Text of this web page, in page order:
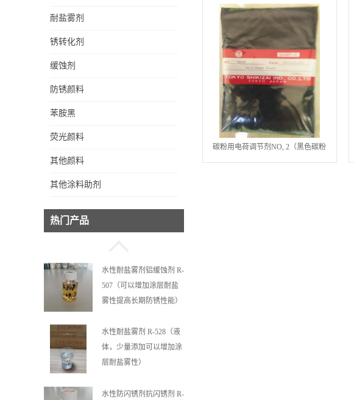
耐盐雾剂
锈转化剂
缓蚀剂
防锈颜料
苯胺黑
荧光颜料
其他颜料
其他涂料助剂
热门产品
耐盐雾剂R-523（适用于
水性耐盐雾剂铝缓蚀剂 R-
507（可以增加涂层耐盐
雾性提高长期防锈性能）
水性耐盐雾剂 R-528（液
体，少量添加可以增加涂
层耐盐雾性）
水性防闪锈剂抗闪锈剂 R-
碳粉用电荷调节剂NO, 2（黑色碳粉
用，正电荷，日本东京色材）